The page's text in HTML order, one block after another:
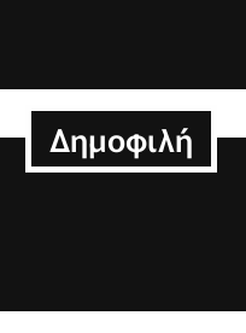
Δημοφιλή